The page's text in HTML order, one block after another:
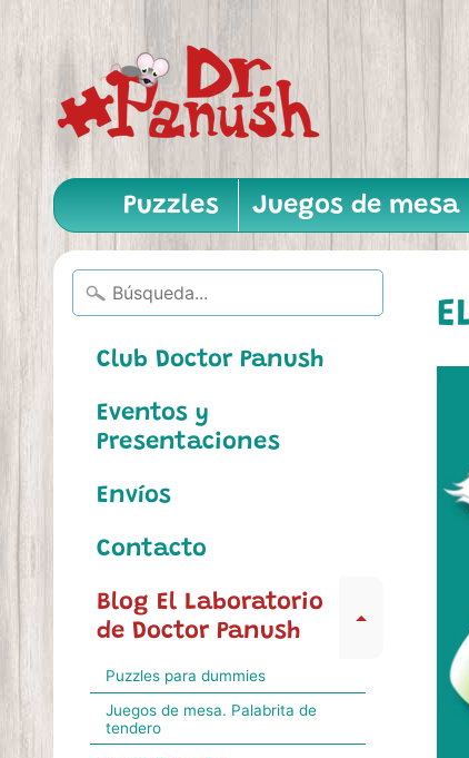
Puzzles Juegos de mesa
Club Doctor Panush
Eventos y
Presentaciones
Envíos
Contacto
Blog El Laboratorio
de Doctor Panush
Puzzles para dummies
Juegos de mesa. Palabrita de
tendero